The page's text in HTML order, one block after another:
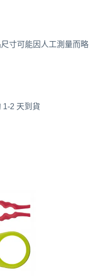
寸可能因人工測量而略
1-2 天到貨